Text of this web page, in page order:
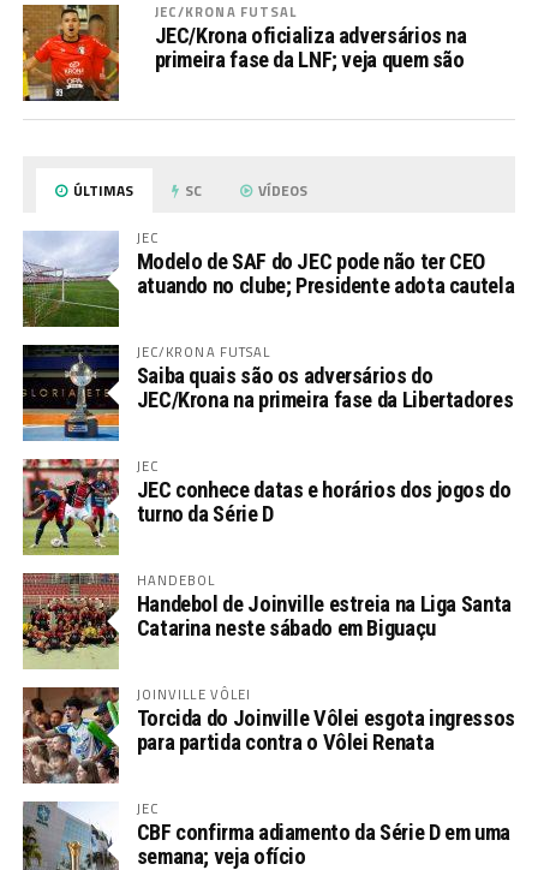
JEC/KRONA FUTSAL
JEC/Krona oficializa adversários na
primeira fase da LNF; veja quem são
ÚLTIMAS SC VÍDEOS
JEC
Modelo de SAF do JEC pode não ter CEO
atuando no clube; Presidente adota cautela
JEC/KRONA FUTSAL
Saiba quais são os adversários do
JEC/Krona na primeira fase da Libertadores
JEC
JEC conhece datas e horários dos jogos do
turno da Série D
HANDEBOL
Handebol de Joinville estreia na Liga Santa
Catarina neste sábado em Biguaçu
JOINVILLE VÔLEI
Torcida do Joinville Vôlei esgota ingressos
para partida contra o Vôlei Renata
JEC
CBF confirma adiamento da Série D em uma
semana; veja ofício